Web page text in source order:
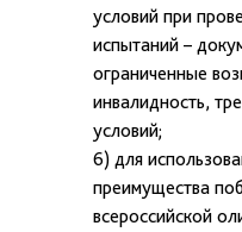
условий при
испытаний –
ограниченные
инвалидность,
условий;
6) для
преимущества
всероссийской